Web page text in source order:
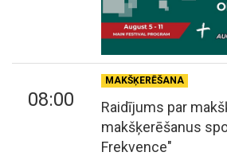
08:00
MAKŠĶERĒŠANA
Raidījums par
makšķerēšanus
Frekvence"